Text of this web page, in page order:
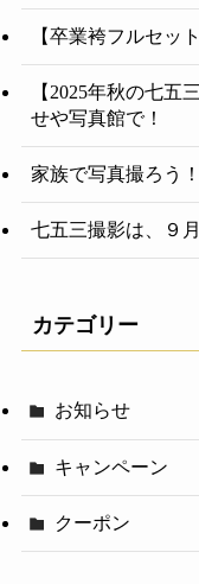
【卒業袴フルセッ
【2025年秋の七五
せや写真館で！
家族で写真撮ろう
七五三撮影は、９
カテゴリー
お知らせ
キャンペーン
クーポン